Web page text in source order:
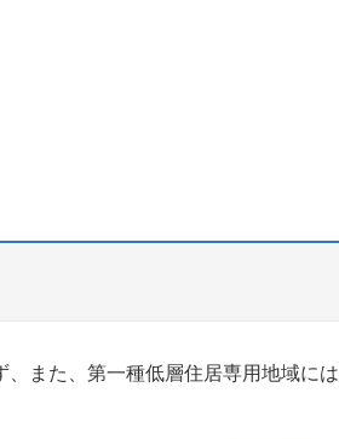
また、第一種低層住居専用地域には